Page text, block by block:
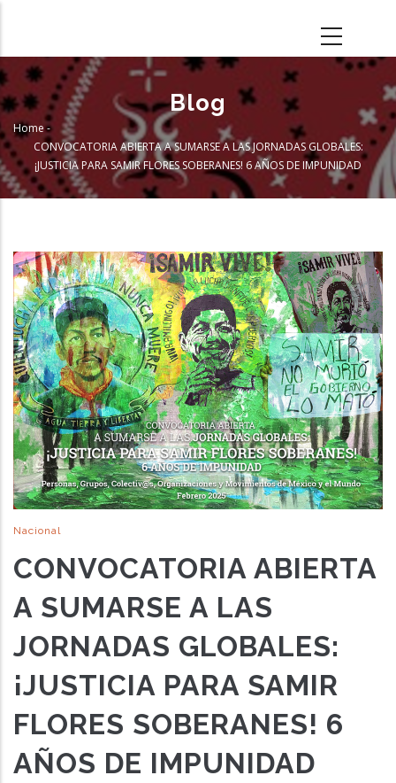
main
content
Blog
Breadcrumb
Home -
CONVOCATORIA ABIERTA A SUMARSE A LAS JORNADAS GLOBALES:
¡JUSTICIA PARA SAMIR FLORES SOBERANES! 6 AÑOS DE IMPUNIDAD
Nacional
CONVOCATORIA ABIERTA
A SUMARSE A LAS
JORNADAS GLOBALES:
¡JUSTICIA PARA SAMIR
FLORES SOBERANES! 6
AÑOS DE IMPUNIDAD